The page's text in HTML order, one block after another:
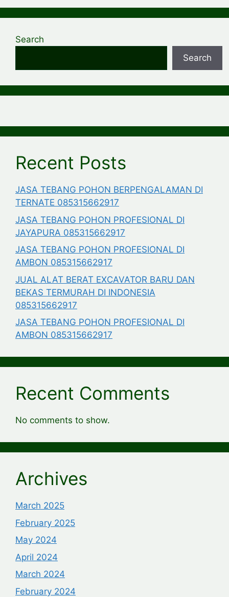
Search
Search
Recent Posts
JASA TEBANG POHON BERPENGALAMAN DI
TERNATE 085315662917
JASA TEBANG POHON PROFESIONAL DI
JAYAPURA 085315662917
JASA TEBANG POHON PROFESIONAL DI
AMBON 085315662917
JUAL ALAT BERAT EXCAVATOR BARU DAN
BEKAS TERMURAH DI INDONESIA
085315662917
JASA TEBANG POHON PROFESIONAL DI
AMBON 085315662917
Recent Comments
No comments to show.
Archives
March 2025
February 2025
May 2024
April 2024
March 2024
February 2024